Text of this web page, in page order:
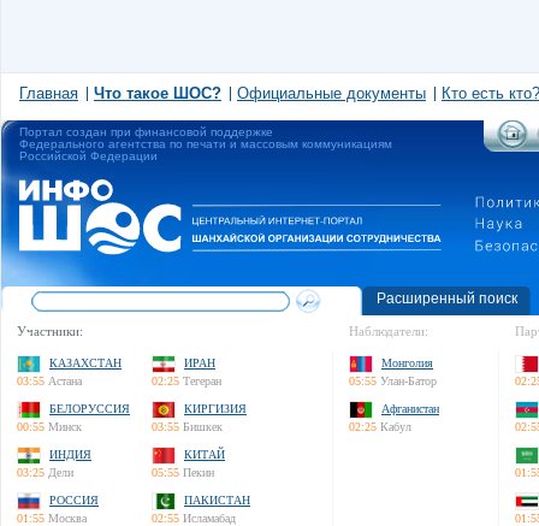
Главная Что такое ШОС? Официальные документы Кто есть кто?
Портал создан при финансовой поддержке
Федерального агентства по печати и массовым коммуникациям
Российской Федерации
Расширенный поиск
Участники:
КАЗАХСТАН
03:55 Астана
ИРАН
02:25 Тегеран
БЕЛОРУССИЯ
00:55 Минск
КИРГИЗИЯ
03:55 Бишкек
ИНДИЯ
03:25 Дели
КИТАЙ
05:55 Пекин
РОССИЯ
01:55 Москва
ПАКИСТАН
02:55 Исламабад
Наблюдатели:
Монголия
05:55 Улан-Батор
Афганистан
02:25 Кабул